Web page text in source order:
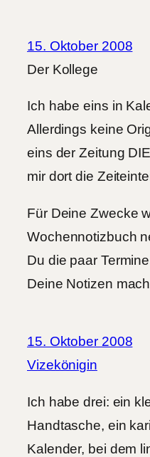
15. Oktober 2008
Der Kollege
Ich habe eins in
Allerdings keine
eins der Zeitung
mir dort die
Für Deine Zwecke
Wochennotizbuch
Du die paar
Deine Notizen
15. Oktober 2008
Vizekönigin
Ich habe drei: ein
Handtasche, ein
Kalender, bei dem